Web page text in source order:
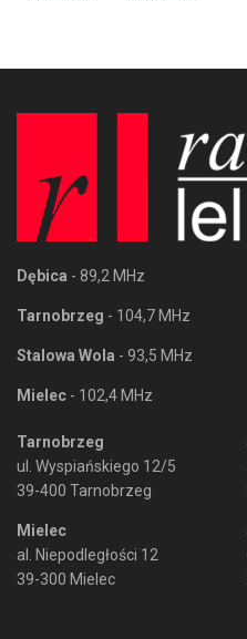
Dębica - 89,2 MHz
Tarnobrzeg - 104,7 MHz
Stalowa Wola - 93,5 MHz
Mielec - 102,4 MHz
Tarnobrzeg
ul. Wyspiańskiego 12/5
39-400 Tarnobrzeg
Mielec
al. Niepodległości 12
39-300 Mielec